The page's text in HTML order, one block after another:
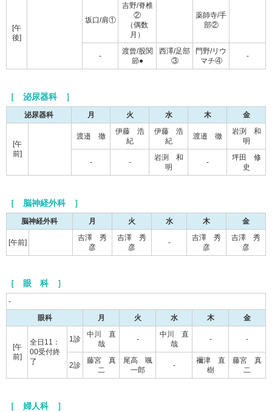
[午
後]
坂口/肩①
吉野/脊椎
②
（偶数
月）
薬師寺/手
部②
-
渡曾/股関
節●
西澤/足部
③
門野/リウ
マチ④
-
［ 泌尿器科 ］
泌尿器科 月 火 水 木 金
[午
前]
渡邉 徹
伊藤 浩
紀
伊藤 浩
紀
渡邉 徹
岩渕 和
明
- -
岩渕 和
明
-
坪田 修
史
［ 脳神経外科 ］
脳神経外科 月 火 水 木 金
[午前]
吉澤 秀
彦
吉澤 秀
彦
-
吉澤 秀
彦
吉澤 秀
彦
［ 眼 科 ］
-
眼科
月 火 水 木 金
[午
前]
全日11：
00受付終
了
1診
中川 直
哉
-
中川 直
哉
- -
2診
藤宮 真
二
尾高 颯
一郎
-
禰津 直
樹
藤宮 真
二
［ 婦人科 ］